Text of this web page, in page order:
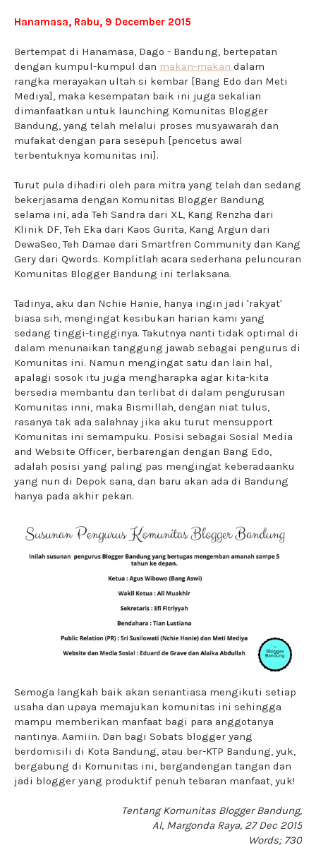
Hanamasa, Rabu, 9 December 2015
Bertempat di Hanamasa, Dago - Bandung, bertepatan
dengan kumpul-kumpul dan makan-makan dalam
rangka merayakan ultah si kembar [Bang Edo dan Meti
Mediya], maka kesempatan baik ini juga sekalian
dimanfaatkan untuk launching Komunitas Blogger
Bandung, yang telah melalui proses musyawarah dan
mufakat dengan para sesepuh [pencetus awal
terbentuknya komunitas ini].
Turut pula dihadiri oleh para mitra yang telah dan sedang
bekerjasama dengan Komunitas Blogger Bandung
selama ini, ada Teh Sandra dari XL, Kang Renzha dari
Klinik DF, Teh Eka dari Kaos Gurita, Kang Argun dari
DewaSeo, Teh Damae dari Smartfren Community dan Kang
Gery dari Qwords. Komplitlah acara sederhana peluncuran
Komunitas Blogger Bandung ini terlaksana.
Tadinya, aku dan Nchie Hanie, hanya ingin jadi 'rakyat'
biasa sih, mengingat kesibukan harian kami yang
sedang tinggi-tingginya. Takutnya nanti tidak optimal di
dalam menunaikan tanggung jawab sebagai pengurus di
Komunitas ini. Namun mengingat satu dan lain hal,
apalagi sosok itu juga mengharapka agar kita-kita
bersedia membantu dan terlibat di dalam pengurusan
Komunitas inni, maka Bismillah, dengan niat tulus,
rasanya tak ada salahnay jika aku turut mensupport
Komunitas ini semampuku. Posisi sebagai Sosial Media
and Website Officer, berbarengan dengan Bang Edo,
adalah posisi yang paling pas mengingat keberadaanku
yang nun di Depok sana, dan baru akan ada di Bandung
hanya pada akhir pekan.
Semoga langkah baik akan senantiasa mengikuti setiap
usaha dan upaya memajukan komunitas ini sehingga
mampu memberikan manfaat bagi para anggotanya
nantinya. Aamiin. Dan bagi Sobats blogger yang
berdomisili di Kota Bandung, atau ber-KTP Bandung, yuk,
bergabung di Komunitas ini, bergandengan tangan dan
jadi blogger yang produktif penuh tebaran manfaat, yuk!
Tentang Komunitas Blogger Bandung,
Al, Margonda Raya, 27 Dec 2015
Words; 730